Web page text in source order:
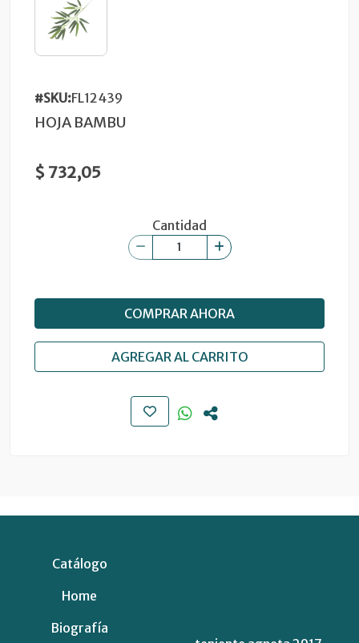
#SKU:FL12439
HOJA BAMBU
$ 732,05
Cantidad
COMPRAR AHORA
AGREGAR AL CARRITO
Catálogo
Home
Biografía